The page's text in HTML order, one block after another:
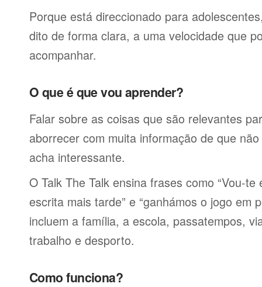
Porque está direccionado para
dito de forma clara, a uma velocidade que
acompanhar.
O que é que vou aprender?
Falar sobre as coisas que são relevantes
aborrecer com muita informação de que
acha interessante.
O Talk The Talk ensina frases como “Vou-
escrita mais tarde” e “ganhámos o jogo em
incluem a família, a escola, passatempos,
trabalho e desporto.
Como funciona?